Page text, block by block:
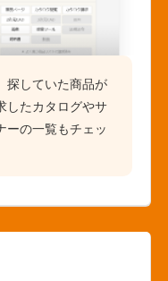
探していた商品が
したカタログやサ
ーの一覧もチェッ